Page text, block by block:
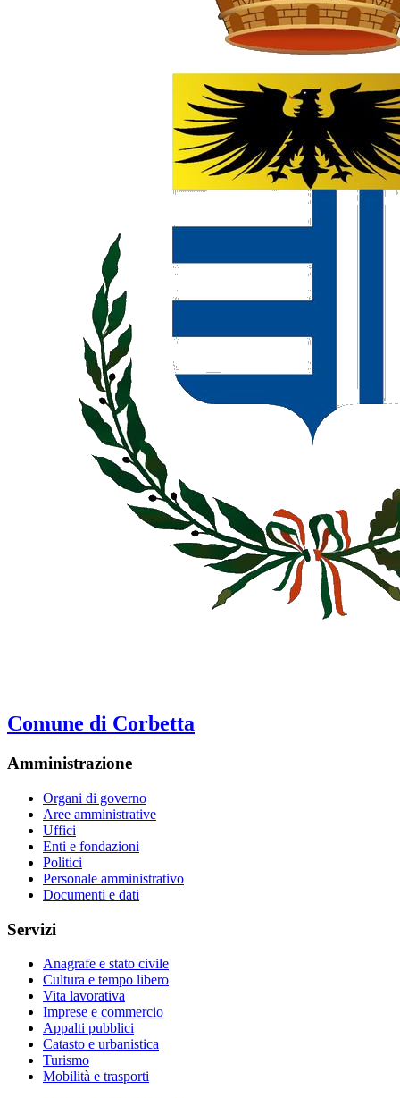
Comune di Corbetta
Amministrazione
Organi di governo
Aree amministrative
Uffici
Enti e fondazioni
Politici
Personale amministrativo
Documenti e dati
Servizi
Anagrafe e stato civile
Cultura e tempo libero
Vita lavorativa
Imprese e commercio
Appalti pubblici
Catasto e urbanistica
Turismo
Mobilità e trasporti